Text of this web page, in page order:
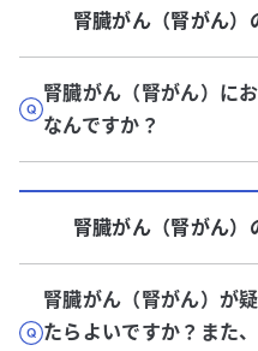
腎臓がん（腎がん）
腎臓がん（腎がん）に
なんですか？
腎臓がん（腎がん）
腎臓がん（腎がん）が
たらよいですか？また